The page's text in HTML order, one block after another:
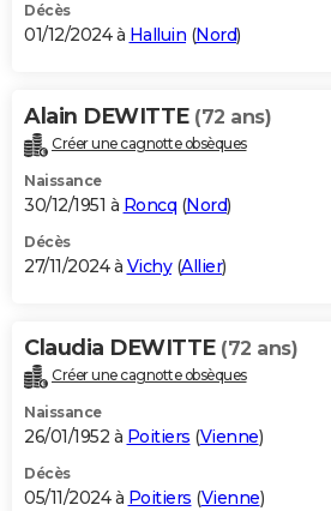
Décès
01/12/2024 à Halluin (Nord)
Alain DEWITTE (72 ans)
Créer une cagnotte obsèques
Naissance
30/12/1951 à Roncq (Nord)
Décès
27/11/2024 à Vichy(Allier)
Claudia DEWITTE (72 ans)
Créer une cagnotte obsèques
Naissance
26/01/1952 à Poitiers (Vienne)
Décès
05/11/2024 à Poitiers (Vienne)